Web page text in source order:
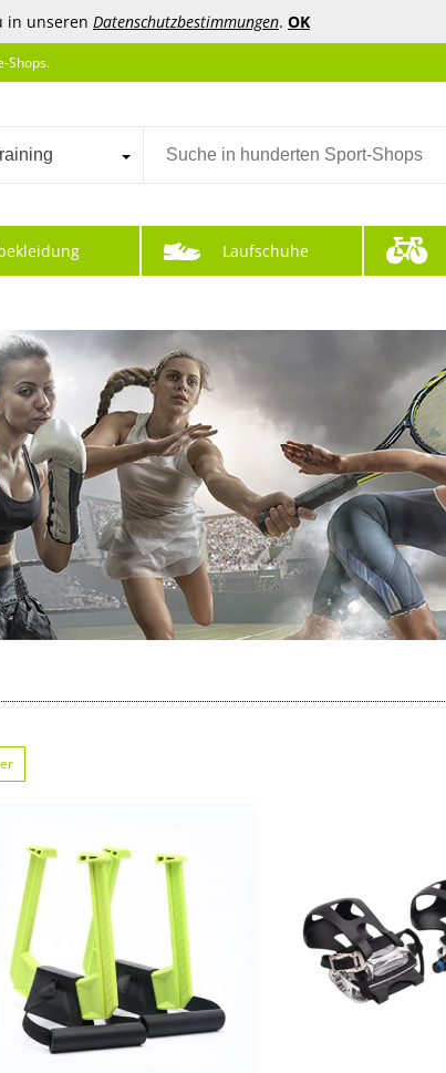
in unseren Datenschutzbestimmungen. OK
Shops.
Laufschuhe